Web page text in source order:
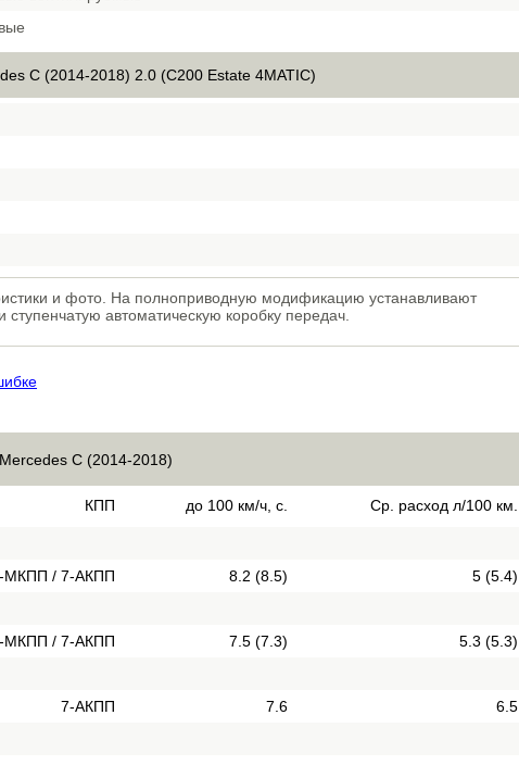
C (2014-2018) 2.0 (C200 Estate 4MATIC)
и фото. На полноприводную модификацию устанавливают
автоматическую коробку передач.
Mercedes C (2014-2018)
КПП до 100 км/ч, с. Ср. расход л/100 км.
МКПП / 7-АКПП 8.2 (8.5)
5 (5.4)
МКПП / 7-АКПП 7.5 (7.3)
5.3 (5.3)
7-АКПП 7.6
6.5